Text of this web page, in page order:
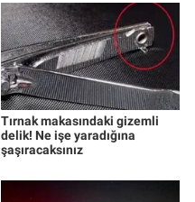
Tırnak makasındaki gizemli
delik! Ne işe yaradığına
şaşıracaksınız